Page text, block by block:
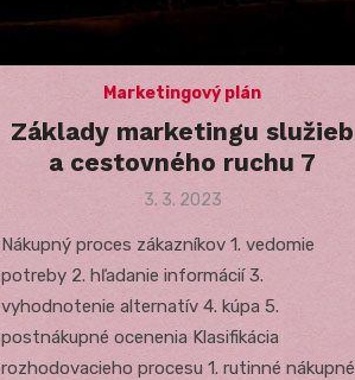
Marketingový plán
Základy marketingu služieb
a cestovného ruchu 7
Posted
3. 3. 2023
Nákupný proces zákazníkov 1. vedomie
potreby 2. hľadanie informácií 3.
vyhodnotenie alternatív 4. kúpa 5.
postnákupné ocenenia Klasifikácia
rozhodovacieho procesu 1. rutinné nákupné